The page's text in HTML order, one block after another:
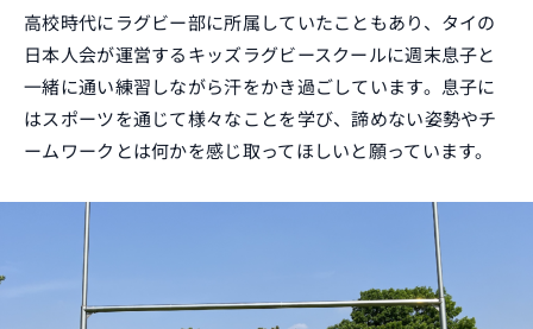
高校時代にラグビー部に所属していたこともあり、タイの
日本人会が運営するキッズラグビースクールに週末息子と
一緒に通い練習しながら汗をかき過ごしています。息子に
はスポーツを通じて様々なことを学び、諦めない姿勢やチ
ームワークとは何かを感じ取ってほしいと願っています。